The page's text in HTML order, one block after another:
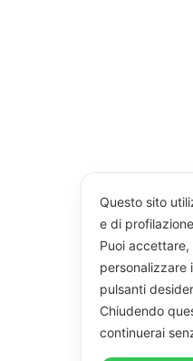
Questo sito
e di
Puoi
personalizzare
pulsanti
Chiudendo
continuerai